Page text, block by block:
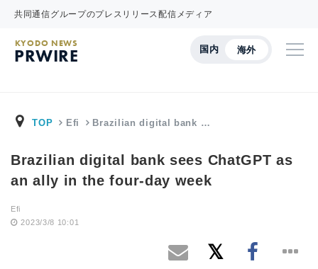
共同通信グループのプレスリリース配信メディア
国内 海外
KYODO NEWS
PRWIRE
TOP Efi Brazilian digital bank …
Brazilian digital bank sees ChatGPT as
an ally in the four-day week
Efi
2023/3/8 10:01